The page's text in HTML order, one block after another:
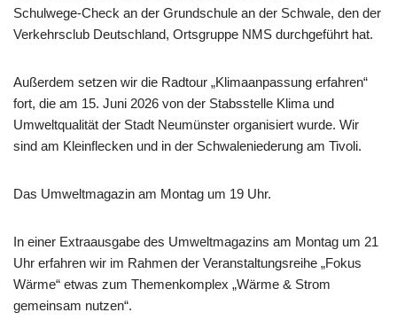
Schulwege-Check an der Grundschule an der Schwale, den der
Verkehrsclub Deutschland, Ortsgruppe NMS durchgeführt hat.
Außerdem setzen wir die Radtour „Klimaanpassung erfahren“
fort, die am 15. Juni 2026 von der Stabsstelle Klima und
Umweltqualität der Stadt Neumünster organisiert wurde. Wir
sind am Kleinflecken und in der Schwaleniederung am Tivoli.
Das Umweltmagazin am Montag um 19 Uhr.
In einer Extraausgabe des Umweltmagazins am Montag um 21
Uhr erfahren wir im Rahmen der Veranstaltungsreihe „Fokus
Wärme“ etwas zum Themenkomplex „Wärme & Strom
gemeinsam nutzen“.